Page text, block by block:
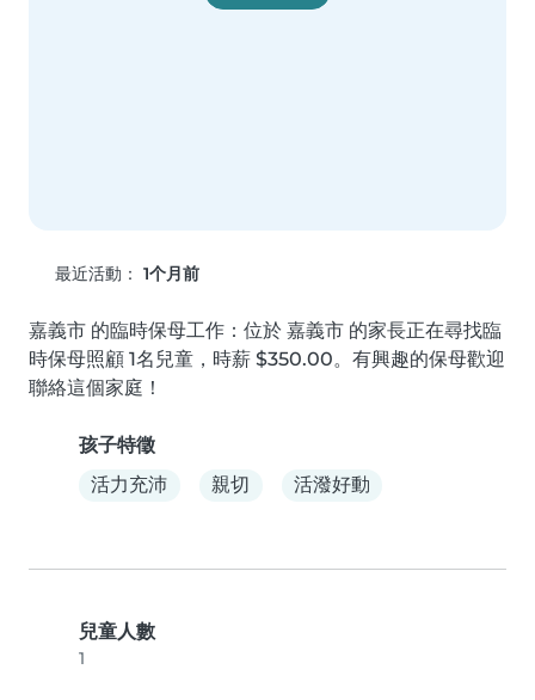
最近活動： 1个月前
嘉義市 的臨時保母工作：位於 嘉義市 的家長正在尋找臨
時保母照顧 1名兒童，時薪 $350.00。有興趣的保母歡迎
聯絡這個家庭！
孩子特徵
活力充沛
親切 活潑好動
兒童人數
1